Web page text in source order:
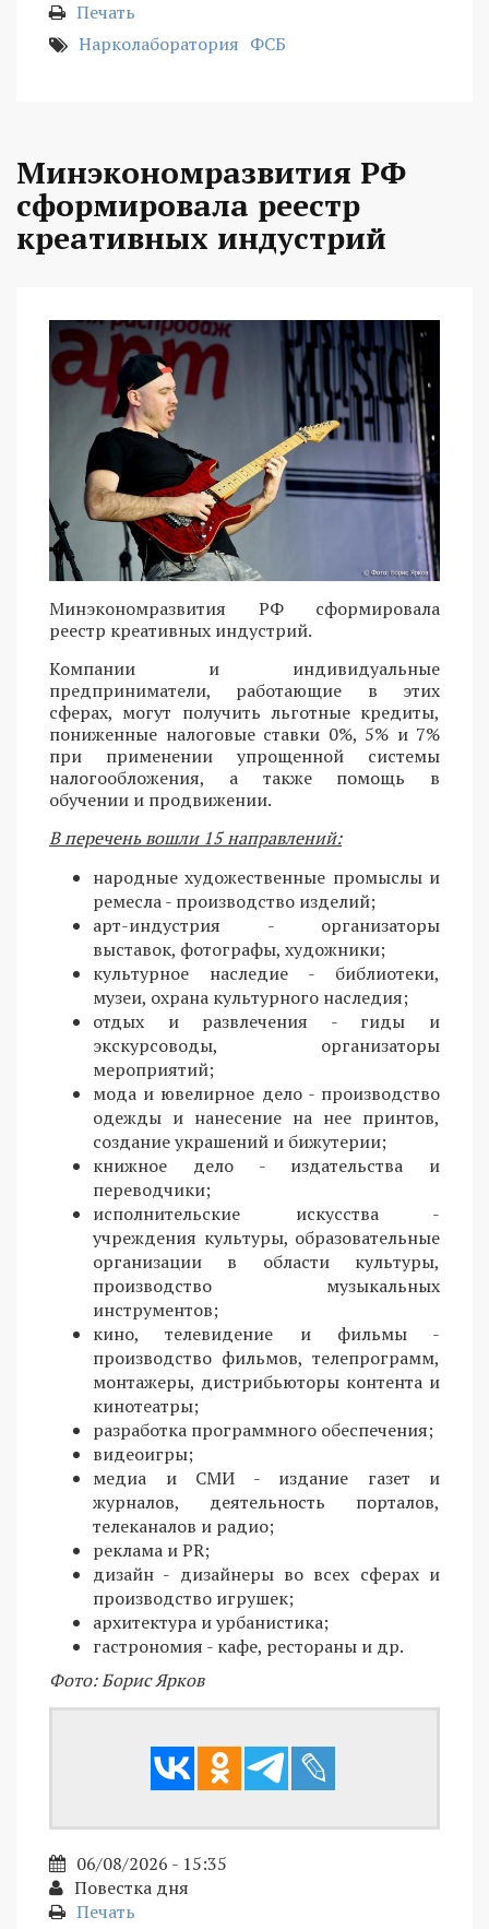
Печать
Нарколаборатория ФСБ
Минэкономразвития РФ
сформировала реестр
креативных индустрий
Минэкономразвития РФ сформировала
реестр креативных индустрий.
Компании и индивидуальные
предприниматели, работающие в этих
сферах, могут получить льготные кредиты,
пониженные налоговые ставки 0%, 5% и 7%
при применении упрощенной системы
налогообложения, а также помощь в
обучении и продвижении.
В перечень вошли 15 направлений:
народные художественные промыслы и
ремесла - производство изделий;
арт-индустрия - организаторы
выставок, фотографы, художники;
культурное наследие - библиотеки,
музеи, охрана культурного наследия;
отдых и развлечения - гиды и
экскурсоводы, организаторы
мероприятий;
мода и ювелирное дело - производство
одежды и нанесение на нее принтов,
создание украшений и бижутерии;
книжное дело - издательства и
переводчики;
исполнительские искусства -
учреждения культуры, образовательные
организации в области культуры,
производство музыкальных
инструментов;
кино, телевидение и фильмы -
производство фильмов, телепрограмм,
монтажеры, дистрибьюторы контента и
кинотеатры;
разработка программного обеспечения;
видеоигры;
медиа и СМИ - издание газет и
журналов, деятельность порталов,
телеканалов и радио;
реклама и PR;
дизайн - дизайнеры во всех сферах и
производство игрушек;
архитектура и урбанистика;
гастрономия - кафе, рестораны и др.
Фото: Борис Ярков
06/08/2026 - 15:35
Повестка дня
Печать